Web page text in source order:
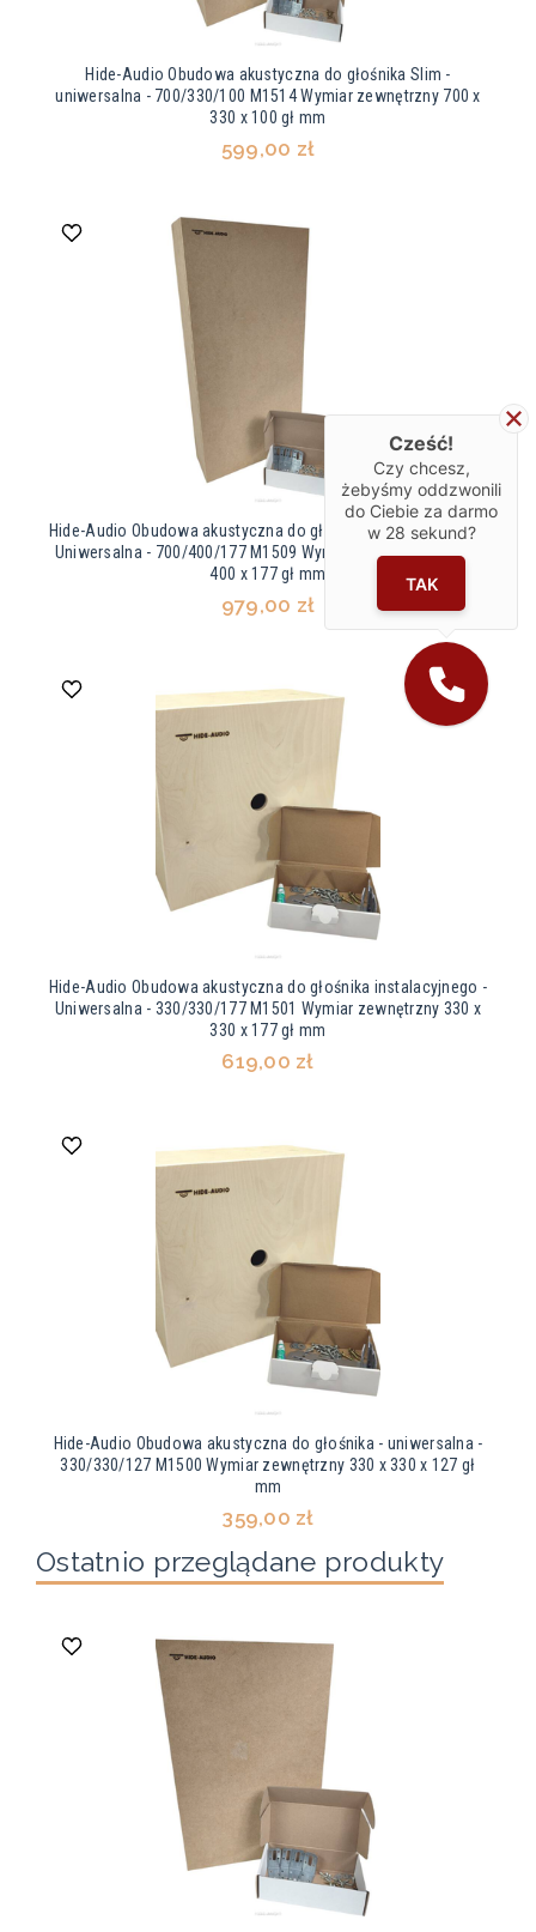
Hide-Audio Obudowa akustyczna do głośnika Slim -
uniwersalna - 700/330/100 M1514 Wymiar zewnętrzny 700 x
330 x 100 gł mm
599,00 zł
Hide-Audio Obudowa akustyczna do głośnika instalacyjnego -
Uniwersalna - 700/400/177 M1509 Wymiar zewnętrzny 700 x
400 x 177 gł mm
979,00 zł
Hide-Audio Obudowa akustyczna do głośnika instalacyjnego -
Uniwersalna - 330/330/177 M1501 Wymiar zewnętrzny 330 x
330 x 177 gł mm
619,00 zł
Hide-Audio Obudowa akustyczna do głośnika - uniwersalna -
330/330/127 M1500 Wymiar zewnętrzny 330 x 330 x 127 gł
mm
359,00 zł
Ostatnio przeglądane produkty
Cześć!
Czy chcesz,
żebyśmy oddzwonili
do Ciebie za darmo
w 28 sekund?
TAK